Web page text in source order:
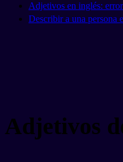
Adjetivos en inglés:
Describir a una persona
Adjetivos